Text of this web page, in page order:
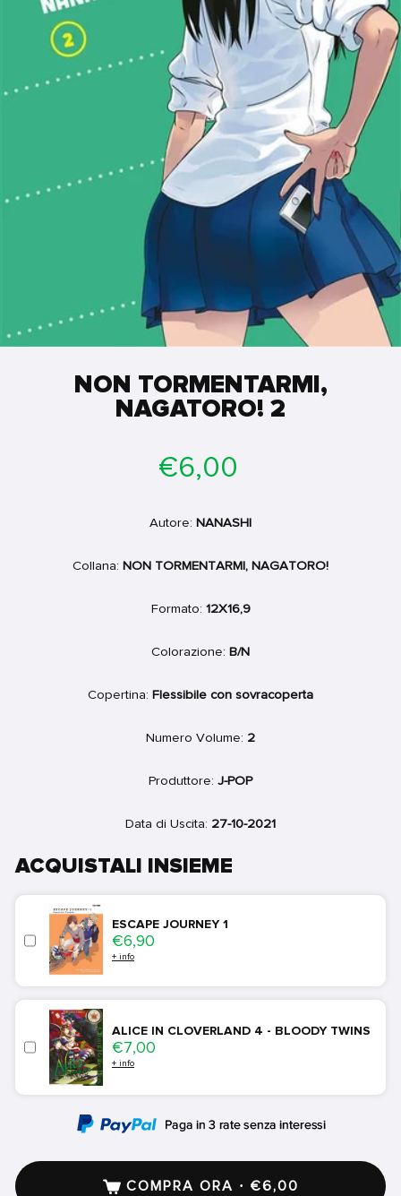
NON TORMENTARMI,
NAGATORO! 2
di
€6,00
Autore: NANASHI
Collana: NON TORMENTARMI, NAGATORO!
Formato: 12X16,9
Colorazione: B/N
Copertina: Flessibile con sovracoperta
Numero Volume: 2
Produttore: J-POP
Data di Uscita: 27-10-2021
ACQUISTALI INSIEME
ESCAPE JOURNEY 1
Price
€6,90
+ info
ALICE IN CLOVERLAND 4 - BLOODY TWINS
Price
€7,00
+ info
COMPRA ORA · €6,00